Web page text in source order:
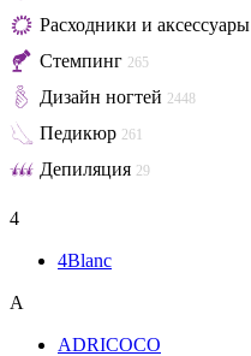
Расходники и аксессуары
Стемпинг 265
Дизайн ногтей 2448
Педикюр 261
Депиляция 29
4
4Blanc
A
ADRICOCO